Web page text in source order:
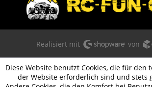
Realisiert mit von
Diese Website benutzt Cookies, die für den
der Website erforderlich sind und stets